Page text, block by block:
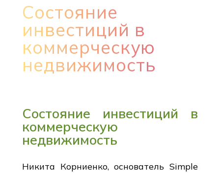
Состояние
инвестиций в
коммерческую
недвижимость
Состояние инвестиций в
коммерческую
недвижимость
Никита Корниенко, основатель Simple